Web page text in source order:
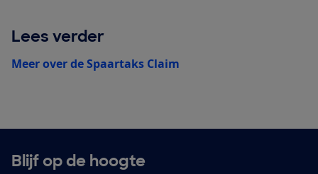
Lees verder
Meer over de Spaartaks Claim
Blijf op de hoogte